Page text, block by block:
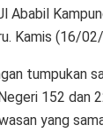
Ababil
Kamis (16/
tumpukan
152 dan
yang